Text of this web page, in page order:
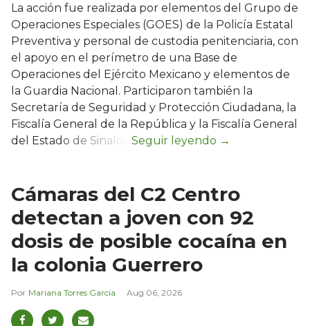
La acción fue realizada por elementos del Grupo de
Operaciones Especiales (GOES) de la Policía Estatal
Preventiva y personal de custodia penitenciaria, con
el apoyo en el perímetro de una Base de
Operaciones del Ejército Mexicano y elementos de
la Guardia Nacional. Participaron también la
Secretaría de Seguridad y Protección Ciudadana, la
Fiscalía General de la República y la Fiscalía General
del Estado de Sinaloa.
Cámaras del C2 Centro
detectan a joven con 92
dosis de posible cocaína en
la colonia Guerrero
Mariana Torres García Aug 06, 2026